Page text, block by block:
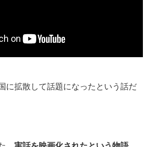
に拡散して話題になったという話だ